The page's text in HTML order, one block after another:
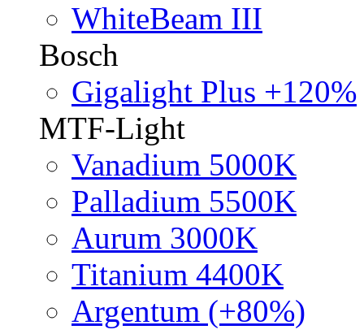
WhiteBeam III
Bosch
Gigalight Plus +120%
MTF-Light
Vanadium 5000K
Palladium 5500K
Aurum 3000K
Titanium 4400K
Argentum (+80%)